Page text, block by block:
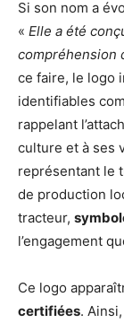
Si son nom a
« Elle a été
compréhension
ce faire, le logo
identifiables
rappelant
culture et à ses
représentant le
de production
tracteur,
l’engagement
Ce logo
certifiées.